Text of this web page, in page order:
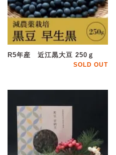
R5年産 近江黒大豆 250ｇ
SOLD OUT